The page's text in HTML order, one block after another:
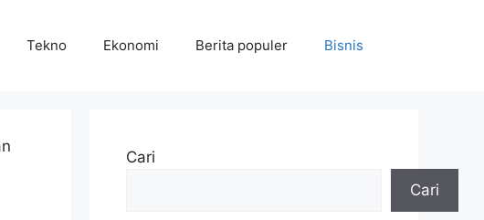
Tekno Ekonomi Berita populer Bisnis
Cari
Cari